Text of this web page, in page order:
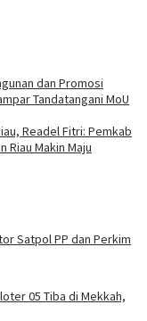
dan Promosi
Tandatangani MoU
Readel Fitri: Pemkab
Riau Makin Maju
Satpol PP dan Perkim
05 Tiba di Mekkah,